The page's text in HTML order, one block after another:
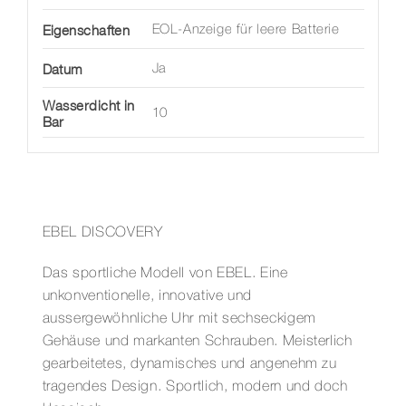
Eigenschaften EOL-Anzeige für leere Batterie
Datum Ja
Wasserdicht in
Bar
10
EBEL DISCOVERY
Das sportliche Modell von EBEL. Eine
unkonventionelle, innovative und
aussergewöhnliche Uhr mit sechseckigem
Gehäuse und markanten Schrauben. Meisterlich
gearbeitetes, dynamisches und angenehm zu
tragendes Design. Sportlich, modern und doch